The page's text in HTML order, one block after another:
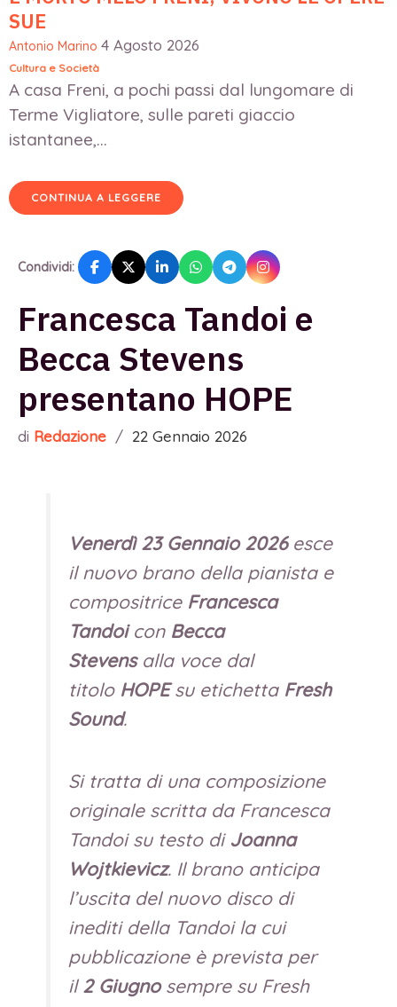
SUE
Antonio Marino 4 Agosto 2026
Cultura e Società
A casa Freni, a pochi passi dal lungomare di
Terme Vigliatore, sulle pareti giaccio
istantanee,...
CONTINUA A LEGGERE
Condividi:
Francesca Tandoi e
Becca Stevens
presentano HOPE
di Redazione / 22 Gennaio 2026
Venerdì 23 Gennaio 2026esce
il nuovo brano della pianista e
compositrice Francesca
TandoiconBecca
Stevensalla voce dal
titolo HOPEsu etichetta Fresh
Sound.
Si tratta di una composizione
originale scritta da Francesca
Tandoi su testo di Joanna
Wojtkievicz. Il brano anticipa
l’uscita del nuovo disco di
inediti della Tandoi la cui
pubblicazione è prevista per
il2 Giugnosempre su Fresh